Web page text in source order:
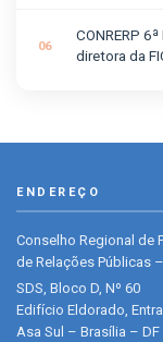
CONRERP
diretora da
ENDEREÇO
Conselho Regional de
de Relações Públicas
SDS, Bloco D, Nº 60
Edifício Eldorado,
Asa Sul – Brasília – DF